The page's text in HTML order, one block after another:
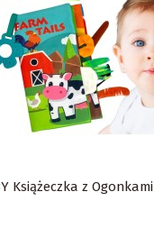
Książeczka z Ogonkami